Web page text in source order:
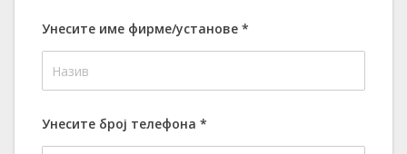
Унесите име фирме/установе *
Унесите број телефона *